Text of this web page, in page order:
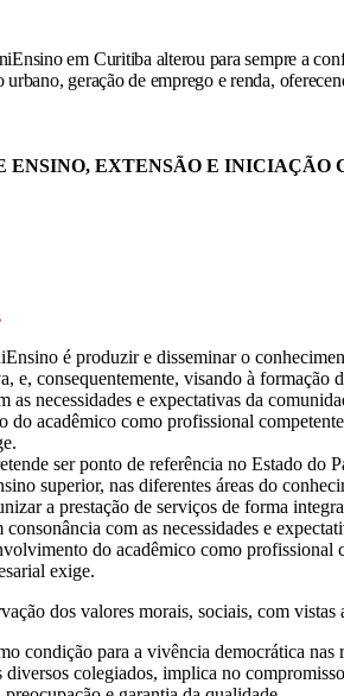
em Curitiba alterou para sempre a
geração de emprego e renda,
ENSINO, EXTENSÃO E INICIAÇÃO
é produzir e disseminar o
e, consequentemente, visando à
as necessidades e expectativas da
do acadêmico como profissional
ser ponto de referência no Estado do
superior, nas diferentes áreas do
a prestação de serviços de forma
com as necessidades e
do acadêmico como profissional
exige.
dos valores morais, sociais, com
condição para a vivência democrática
diversos colegiados, implica no